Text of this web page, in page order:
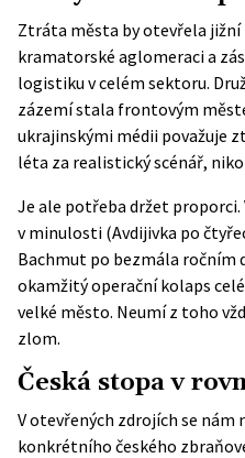
Ztráta města by otevřela jižní
kramatorské aglomeraci a
logistiku v celém sektoru.
zázemí stala frontovým
ukrajinskými médii považuje
léta za realistický scénář,
Je ale potřeba držet
v minulosti (Avdijivka po
Bachmut po bezmála ročním
okamžitý operační kolaps
velké město. Neumí z toho
zlom.
Česká stopa v
V otevřených zdrojích se
konkrétního českého